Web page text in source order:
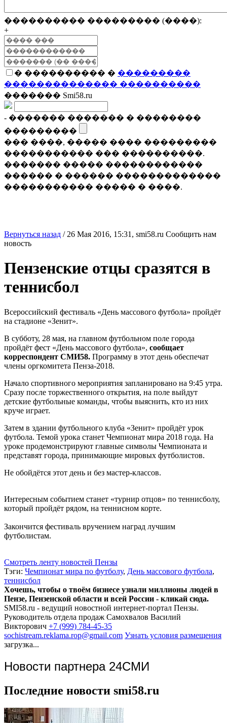
���������� ��������� (����):
+
� ���������� � ���������
�������������� ����������
������� Smi58.ru
- ������� ������� � ��������
���������
��� ����, ����� ���� ���������
����������� ��� ����������.
������� ����� ������������
������ � ������ �������������
����������� ����� � ����.
Вернуться назад / 26 Мая 2016, 15:31, smi58.ru Сообщить нам
новость
Пензенские отцы сразятся в
теннисбол
Всероссийский фестиваль «День массового футбола» пройдёт
на стадионе «Зенит».
В субботу, 28 мая, на главном футбольном поле города
пройдёт фест «День массового футбола», сообщает
корреспондент СМИ58. Программу в этот день обеспечат
члены оргкомитета Пенза-2018.
Начало спортивного мероприятия запланировано на 9:45 утра.
Сразу после торжественного открытия, на поле выйдут
детские футбольные команды, чтобы выяснить, кто из них
круче играет.
Затем в здании футбольного клуба «Зенит» пройдёт урок
футбола. Темой урока станет Чемпионат мира 2018 года. На
уроке продемонстрируют главные символы Чемпионата и
представят города, принимающие мировых футболистов.
Не обойдётся этот день и без мастер-классов.
Интересным событием станет «турнир отцов» по теннисболу,
который пройдёт рядом, на теннисном корте.
Закончится фестиваль вручением наград лучшим
футболистам.
Смотреть ленту новостей Пензы
Тэги: Чемпионат мира по футболу, День массового футбола,
теннисбол
Хочешь, чтобы о твоём бизнесе узнали миллионы людей в
Пензе, Пензенской области и всей России - кликай сюда.
SMI58.ru - ведущий новостной интернет-портал Пензы.
Руководитель отдела продаж Самохвалов Василий
Викторович +7 (999) 784-45-35
sochistream.reklama.rop@gmail.com Узнать условия размещения
загрузка...
Новости партнера 24СМИ
Последние новости smi58.ru